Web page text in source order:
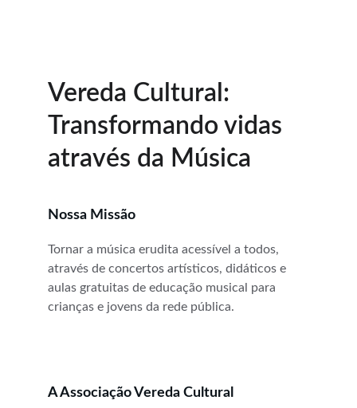
Vereda Cultural:
Transformando vidas
através da Música
Tornar a música erudita acessível a todos,
através de concertos artísticos, didáticos e
aulas gratuitas de educação musical para
crianças e jovens da rede pública.
Nossa Missão
A Associação Vereda Cultural